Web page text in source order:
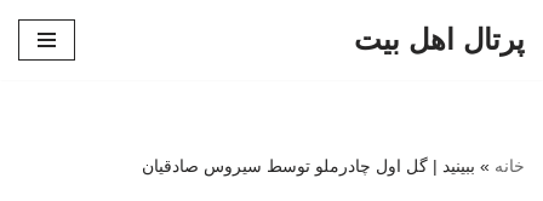
پرتال اهل بیت
خانه » ببینید | گل اول چادرملو توسط سیروس صادقیان